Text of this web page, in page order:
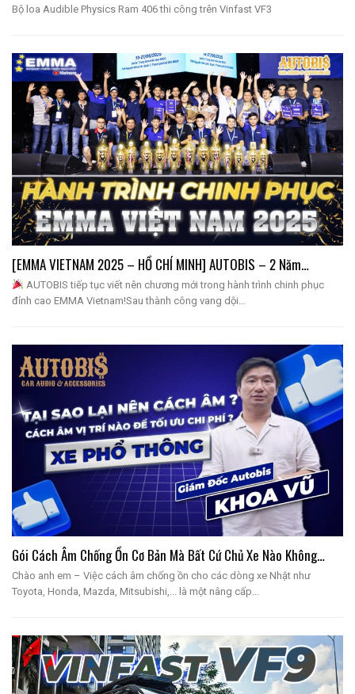
Bộ loa Audible Physics Ram 406 thi công trên Vinfast VF3
[EMMA VIETNAM 2025 – HỒ CHÍ MINH] AUTOBIS – 2 Năm…
AUTOBIS tiếp tục viết nên chương mới trong hành trình chinh phục
đỉnh cao EMMA Vietnam!Sau thành công vang dội…
Gói Cách Âm Chống Ồn Cơ Bản Mà Bất Cứ Chủ Xe Nào Không…
Chào anh em – Việc cách âm chống ồn cho các dòng xe Nhật như
Toyota, Honda, Mazda, Mitsubishi,... là một nâng cấp…